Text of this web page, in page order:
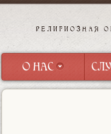
РЕЛИГИОЗНАЯ
О НАС